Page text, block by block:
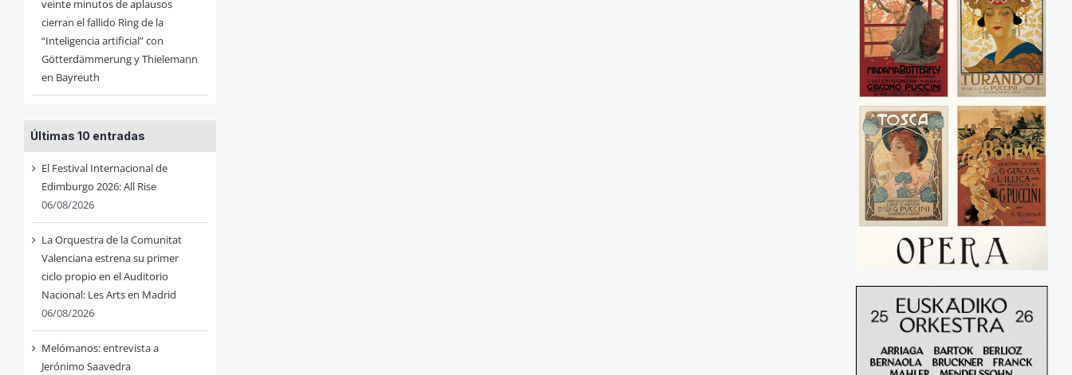
veinte minutos de aplausos
cierran el fallido Ring de la
“Inteligencia artificial” con
Götterdämmerung y Thielemann
en Bayreuth
Últimas 10 entradas
El Festival Internacional de
Edimburgo 2026: All Rise
06/08/2026
La Orquestra de la Comunitat
Valenciana estrena su primer
ciclo propio en el Auditorio
Nacional: Les Arts en Madrid
06/08/2026
Melómanos: entrevista a
Jerónimo Saavedra